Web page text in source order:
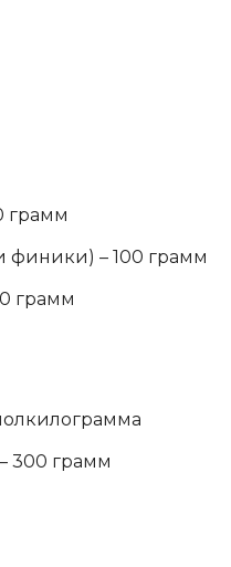
грамм
финики) – 100 грамм
грамм
300 грамм